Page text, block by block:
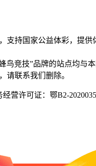
支持国家公益体彩，提
鸟竞技”品牌的站点均与
请联系我们删除。
营许可证：鄂B2-